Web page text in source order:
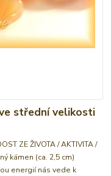
střední velikosti
ZE ŽIVOTA / AKTIVITA /
kámen (ca. 2,5 cm)
energií nás vede k